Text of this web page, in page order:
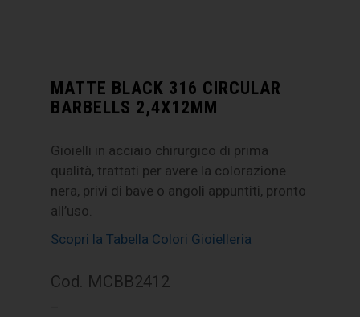
MATTE BLACK 316 CIRCULAR
BARBELLS 2,4X12MM
Gioielli in acciaio chirurgico di prima
qualità, trattati per avere la colorazione
nera, privi di bave o angoli appuntiti, pronto
all’uso.
Scopri la Tabella Colori Gioielleria
Cod. MCBB2412
–